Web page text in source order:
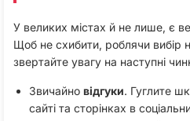
У великих містах й не лише, є
Щоб не схибити, роблячи вибір
звертайте увагу на наступні
Звичайно відгуки. Гуглите
сайті та сторінках в